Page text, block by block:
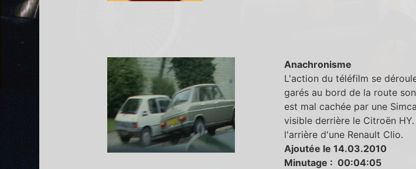
Anachronisme
L'action du téléfilm se
garés au bord de la route
est mal cachée par une
visible derrière le Citroën
l'arrière d'une Renault Clio.
Ajoutée le 14.03.2010
Minutage : 00:04:05